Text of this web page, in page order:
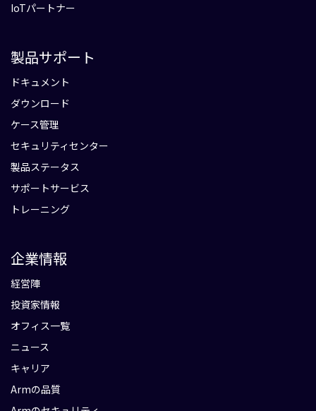
IoTパートナー
製品サポート
ドキュメント
ダウンロード
ケース管理
セキュリティセンター
製品ステータス
サポートサービス
トレーニング
企業情報
経営陣
投資家情報
オフィス一覧
ニュース
キャリア
Armの品質